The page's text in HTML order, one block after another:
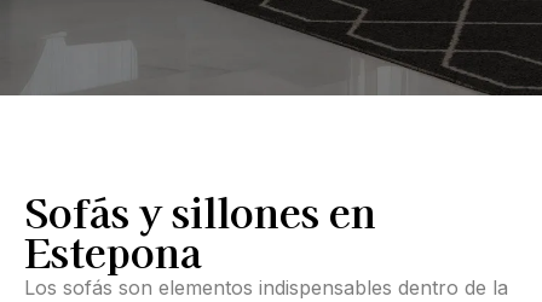
Sofás y sillones en
Estepona
Los sofás son elementos indispensables dentro de la